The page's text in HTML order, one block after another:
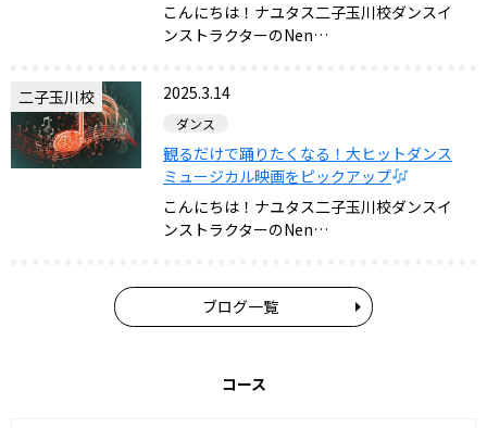
こんにちは！ナユタス二子玉川校ダンスイ
ンストラクターのNen…
二子玉川校 2025.3.14
ダンス
観るだけで踊りたくなる！大ヒットダンス
ミュージカル映画をピックアップ
こんにちは！ナユタス二子玉川校ダンスイ
ンストラクターのNen…
ブログ一覧
コース